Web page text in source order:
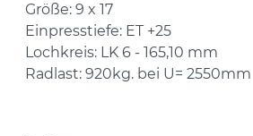
Größe: 9 x 17
Einpresstiefe: ET +25
Lochkreis: LK 6 - 165,10 mm
Radlast: 920kg. bei U= 2550mm